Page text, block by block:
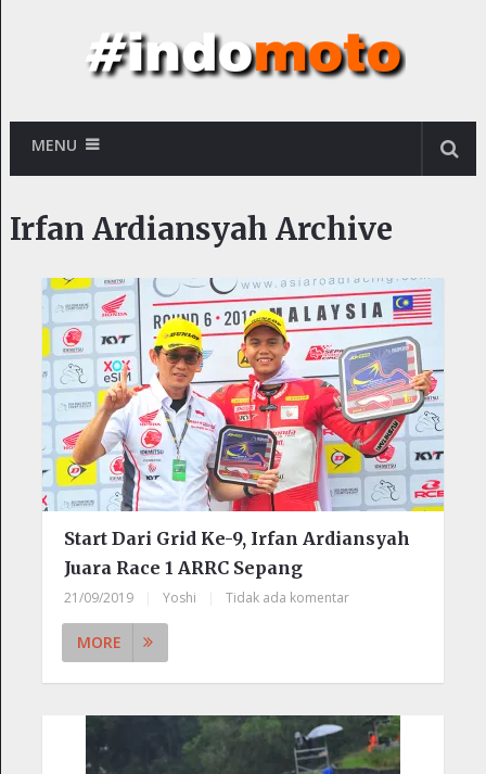
MENU
Irfan Ardiansyah Archive
Start Dari Grid Ke-9, Irfan Ardiansyah
Juara Race 1 ARRC Sepang
21/09/2019 Yoshi Tidak ada komentar
MORE